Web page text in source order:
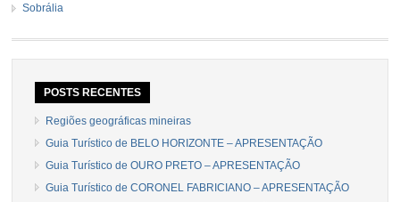
Sobrália
POSTS RECENTES
Regiões geográficas mineiras
Guia Turístico de BELO HORIZONTE – APRESENTAÇÃO
Guia Turístico de OURO PRETO – APRESENTAÇÃO
Guia Turístico de CORONEL FABRICIANO – APRESENTAÇÃO